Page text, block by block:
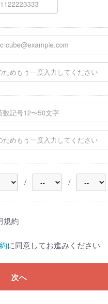
/ /
規約
に同意してお進みください
次へ